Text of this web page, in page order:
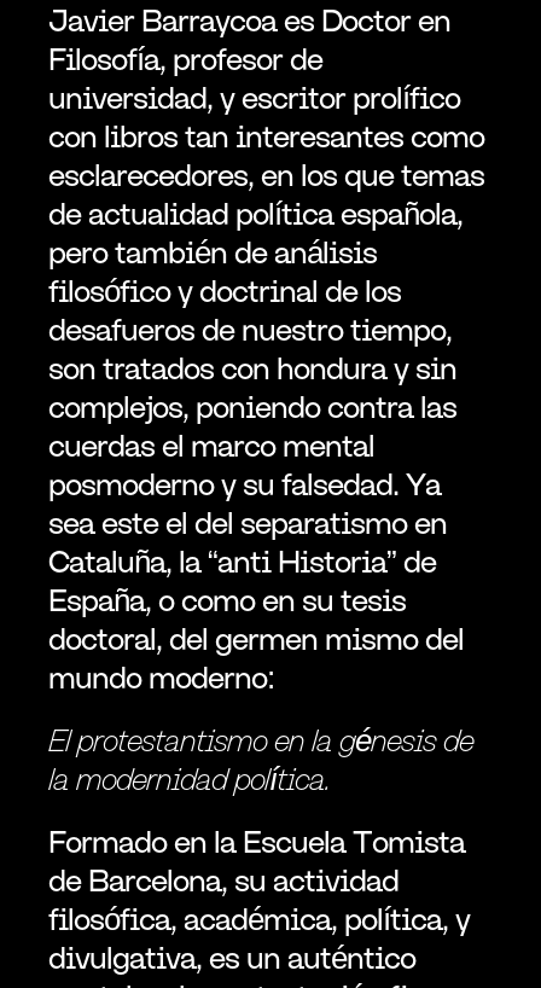
Javier Barraycoa es Doctor en
Filosofía, profesor de
universidad, y escritor prolífico
con libros tan interesantes como
esclarecedores, en los que temas
de actualidad política española,
pero también de análisis
filosófico y doctrinal de los
desafueros de nuestro tiempo,
son tratados con hondura y sin
complejos, poniendo contra las
cuerdas el marco mental
posmoderno y su falsedad. Ya
sea este el del separatismo en
Cataluña, la “anti Historia” de
España, o como en su tesis
doctoral, del germen mismo del
mundo moderno:
El protestantismo en la génesis de
la modernidad política.
Formado en la Escuela Tomista
de Barcelona, su actividad
filosófica, académica, política, y
divulgativa, es un auténtico